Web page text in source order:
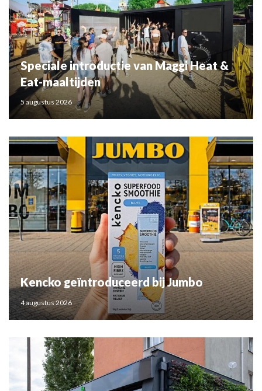
Speciale introductie van Maggi Heat &
Eat-maaltijden
5 augustus 2026
Kencko geïntroduceerd bij Jumbo
4 augustus 2026